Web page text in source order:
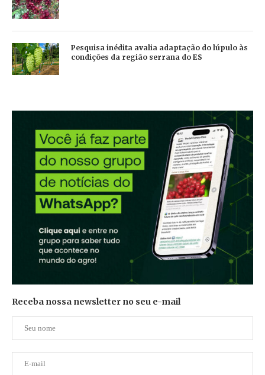
Pesquisa inédita avalia adaptação do lúpulo às
condições da região serrana do ES
Receba nossa newsletter no seu e-mail